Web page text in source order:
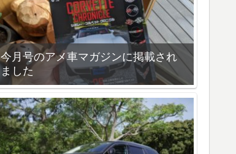
今月号のアメ車マガジンに掲載され
ました